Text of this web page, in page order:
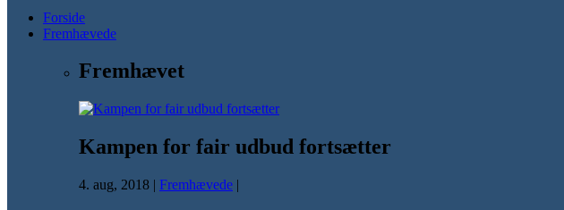
Forside
Fremhævede
Fremhævet
Kampen for fair udbud fortsætter
4. aug, 2018 | Fremhævede |